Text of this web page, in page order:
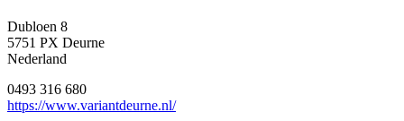
Dubloen 8
5751 PX Deurne
Nederland
0493 316 680
https://www.variantdeurne.nl/